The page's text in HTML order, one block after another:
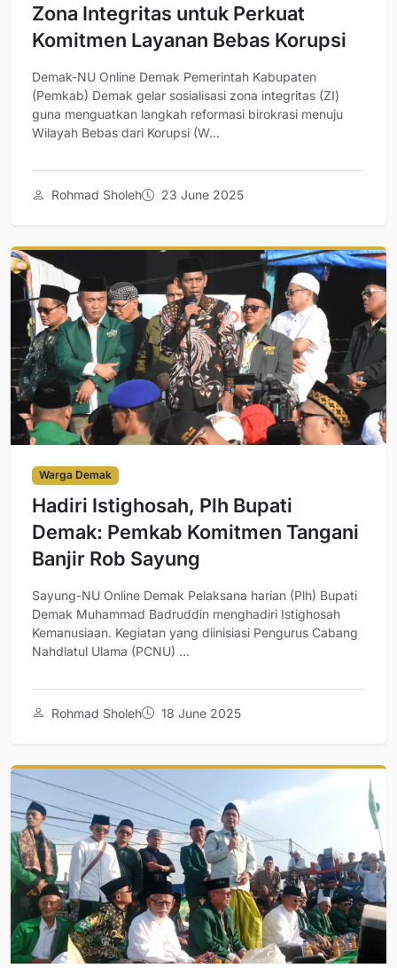
Zona Integritas untuk Perkuat
Komitmen Layanan Bebas Korupsi
Demak-NU Online Demak Pemerintah Kabupaten
(Pemkab) Demak gelar sosialisasi zona integritas (ZI)
guna menguatkan langkah reformasi birokrasi menuju
Wilayah Bebas dari Korupsi (W...
Rohmad Sholeh 23 June 2025
Warga Demak
Hadiri Istighosah, Plh Bupati
Demak: Pemkab Komitmen Tangani
Banjir Rob Sayung
Sayung-NU Online Demak Pelaksana harian (Plh) Bupati
Demak Muhammad Badruddin menghadiri Istighosah
Kemanusiaan. Kegiatan yang diinisiasi Pengurus Cabang
Nahdlatul Ulama (PCNU) ...
Rohmad Sholeh 18 June 2025